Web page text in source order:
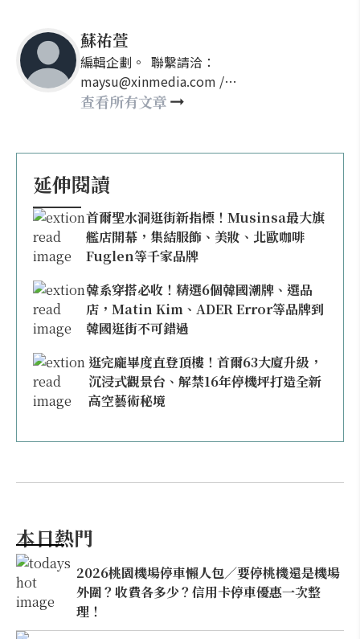
蘇祐萱
編輯企劃。 聯繫請洽：
maysu@xinmedia.com /
may860527@gmail.com
查看所有文章
延伸閱讀
首爾聖水洞逛街新指標！Musinsa最大旗
艦店開幕，集結服飾、美妝、北歐咖啡
Fuglen等千家品牌
韓系穿搭必收！精選6個韓國潮牌、選品
店，Matin Kim、ADER Error等品牌到
韓國逛街不可錯過
逛完龐畢度直登頂樓！首爾63大廈升級，
沉浸式觀景台、解禁16年停機坪打造全新
高空藝術秘境
本日熱門
2026桃園機場停車懶人包／要停桃機還是機場
外圍？收費各多少？信用卡停車優惠一次整
理！